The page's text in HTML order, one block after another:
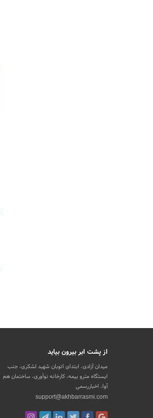
از پشت ابر بیرون بیاید
میدان آزادی، ابتدای اتوبان شهید لشکری، جنب
ایستگاه مترو بیمه، کارخانه نوآوری، ساختمان هم
آوا، اخباررسمی
support@akhbarrasmi.com